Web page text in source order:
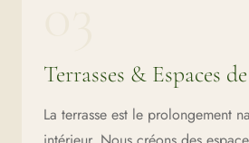
Terrasses & Espaces
La terrasse est le prolongement